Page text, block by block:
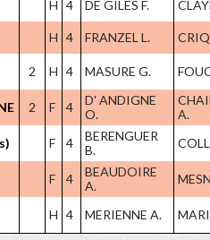
H 4 DE GILES F.
H 4 FRANZEL L.
2 H 4 MASURE G.
2 F 4
D' ANDIGNE
O.
A.
F 4
BERENGUER
B.
F 4
BEAUDOIRE
A.
H 4 MERIENNE A.